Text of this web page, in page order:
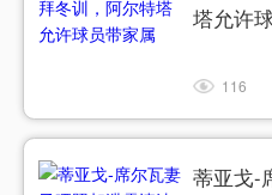
塔允许
116
蒂亚戈-